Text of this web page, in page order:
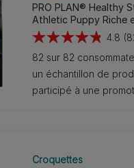
PRO PLAN® Healthy
Athletic Puppy Riche
4.8
4.8
sur
5
étoiles.
82 sur 82
un échantillon de
participé à une
Croquettes